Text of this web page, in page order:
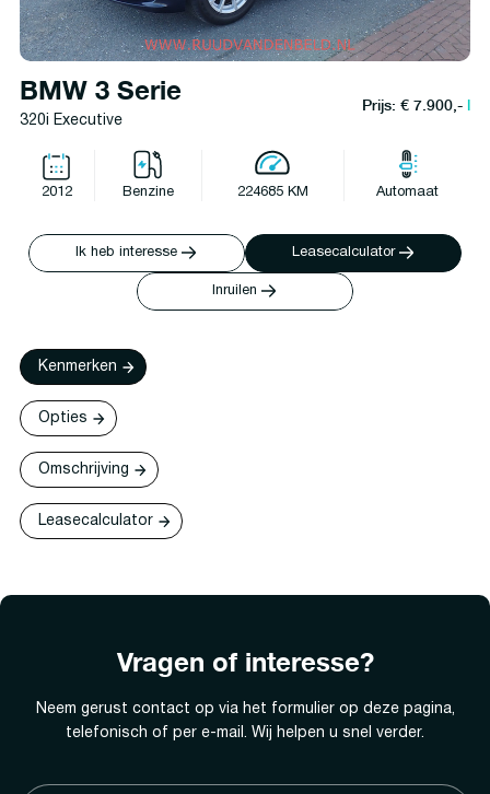
BMW 3 Serie
320i Executive
Prijs: € 7.900,-l
2012 Benzine 224685 KM Automaat
Ik heb interesse Leasecalculator
Inruilen
Kenmerken
Opties
Omschrijving
Leasecalculator
Vragen of interesse?
Neem gerust contact op via het formulier op deze pagina,
telefonisch of per e-mail. Wij helpen u snel verder.